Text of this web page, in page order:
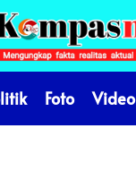
Foto Video